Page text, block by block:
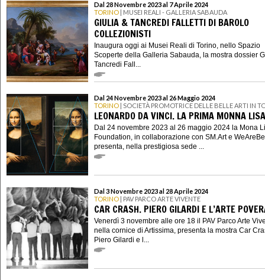
Dal 28 Novembre 2023 al 7 Aprile 2024
TORINO | MUSEI REALI - GALLERIA SABAUDA
GIULIA & TANCREDI FALLETTI DI BAROLO
COLLEZIONISTI
Inaugura oggi ai Musei Reali di Torino, nello Spazio
Scoperte della Galleria Sabauda, la mostra dossier
Tancredi Fall...
Dal 24 Novembre 2023 al 26 Maggio 2024
TORINO | SOCIETÀ PROMOTRICE DELLE BELLE ARTI IN
LEONARDO DA VINCI. LA PRIMA MONNA LISA
Dal 24 novembre 2023 al 26 maggio 2024 la Mona
Foundation, in collaborazione con SM.Art e
presenta, nella prestigiosa sede ...
Dal 3 Novembre 2023 al 28 Aprile 2024
TORINO | PAV PARCO ARTE VIVENTE
CAR CRASH. PIERO GILARDI E L’ARTE
Venerdì 3 novembre alle ore 18 il PAV Parco Arte
nella cornice di Artissima, presenta la mostra Car
Piero Gilardi e l...